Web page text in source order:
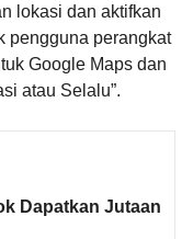
lokasi dan aktifkan
pengguna perangkat
Google Maps dan
atau Selalu”.
Dapatkan Jutaan